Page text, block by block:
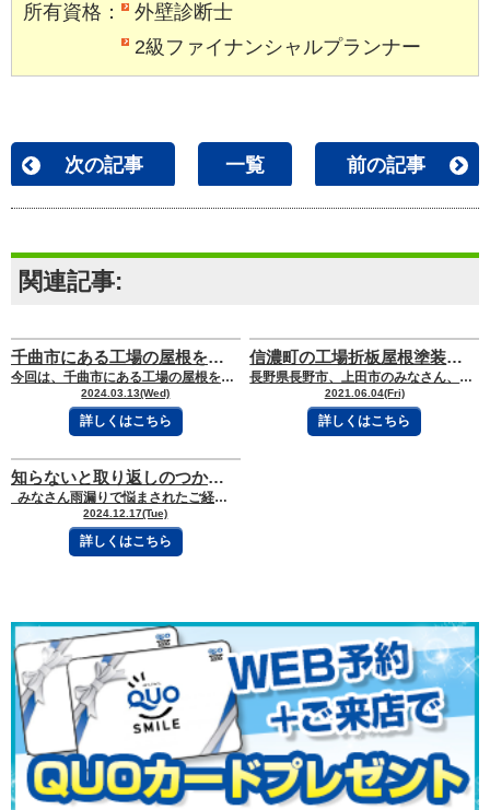
所有資格：
外壁診断士
2級ファイナンシャルプランナー
次の記事 一覧 前の記事
関連記事:
千曲市にある工場の屋根を塗装いたしました！
今回は、千曲市にある工場の屋根を塗装した時の施工内容をご紹介いたします！ 長野県
2024.03.13(Wed)
詳しくはこちら
信濃町の工場折板屋根塗装工事｜長野市、上田市 外壁塗装・屋根塗装専門店トラスト
長野県長野市、上田市のみなさん、こんにちは！ 地域密着の外壁塗装・屋根塗装専門店
2021.06.04(Fri)
詳しくはこちら
知らないと取り返しのつかないことに！？雨漏りの3つの種類
みなさん雨漏りで悩まされたご経験はありませんか？雨が漏れてきてい
2024.12.17(Tue)
詳しくはこちら